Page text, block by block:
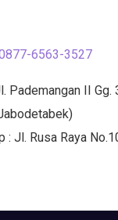
6563-3527
Pademangan II Gg.
: Jl. Rusa Raya